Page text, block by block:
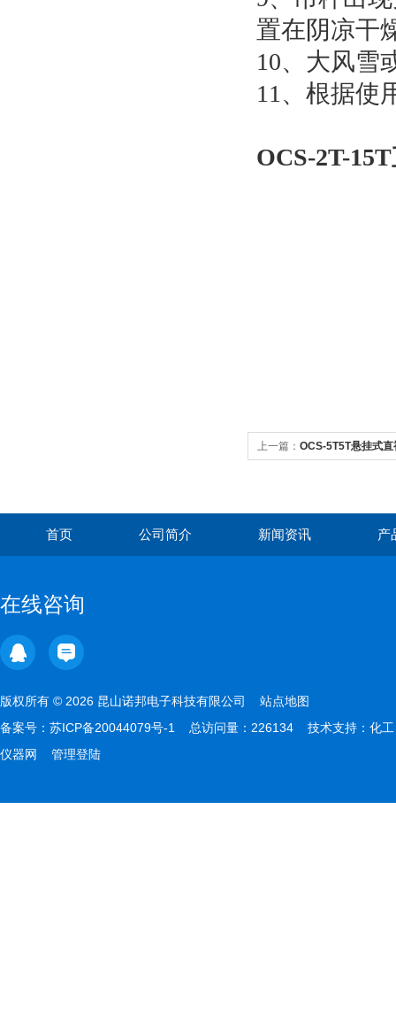
置在阴凉干
10、大风雪
11、根据使
OCS-2T-
上一篇： OCS-5T5T悬挂式
首页 公司简介 新闻资讯 产
在线咨询
版权所有 © 2026 昆山诺邦电子科技有限公司 站点地图
备案号： 苏ICP备20044079号-1 总访问量：226134 技术支持： 化工
仪器网
管理登陆